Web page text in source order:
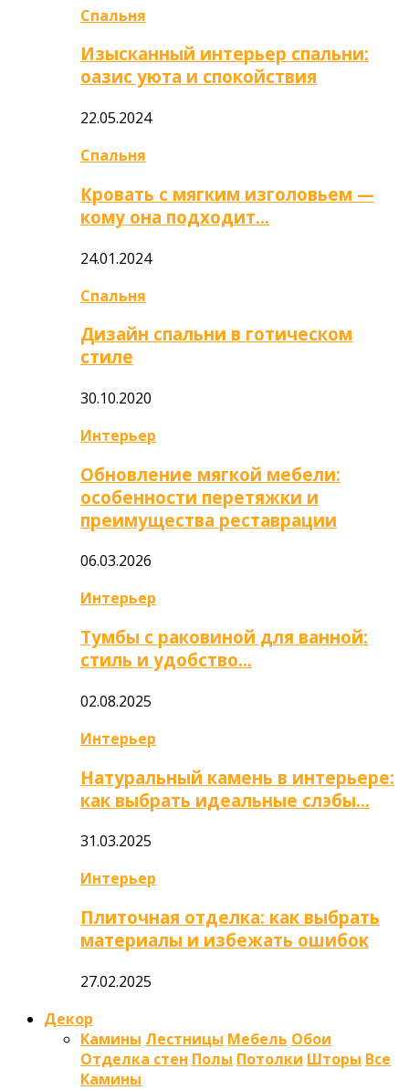
Спальня
Изысканный интерьер спальни:
оазис уюта и спокойствия
22.05.2024
Спальня
Кровать с мягким изголовьем —
кому она подходит…
24.01.2024
Спальня
Дизайн спальни в готическом
стиле
30.10.2020
Интерьер
Обновление мягкой мебели:
особенности перетяжки и
преимущества реставрации
06.03.2026
Интерьер
Тумбы с раковиной для ванной:
стиль и удобство…
02.08.2025
Интерьер
Натуральный камень в интерьере:
как выбрать идеальные слэбы…
31.03.2025
Интерьер
Плиточная отделка: как выбрать
материалы и избежать ошибок
27.02.2025
Декор
Камины Лестницы Мебель Обои
Отделка стен Полы Потолки Шторы Все
Камины